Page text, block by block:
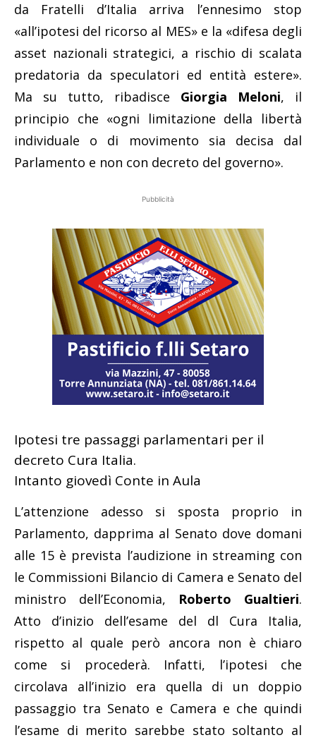
da Fratelli d’Italia arriva l’ennesimo stop
«all’ipotesi del ricorso al MES» e la «difesa degli
asset nazionali strategici, a rischio di scalata
predatoria da speculatori ed entità estere».
Ma su tutto, ribadisce Giorgia Meloni, il
principio che «ogni limitazione della libertà
individuale o di movimento sia decisa dal
Parlamento e non con decreto del governo».
Pubblicità
Ipotesi tre passaggi parlamentari per il
decreto Cura Italia.
Intanto giovedì Conte in Aula
L’attenzione adesso si sposta proprio in
Parlamento, dapprima al Senato dove domani
alle 15 è prevista l’audizione in streaming con
le Commissioni Bilancio di Camera e Senato del
ministro dell’Economia, Roberto Gualtieri.
Atto d’inizio dell’esame del dl Cura Italia,
rispetto al quale però ancora non è chiaro
come si procederà. Infatti, l’ipotesi che
circolava all’inizio era quella di un doppio
passaggio tra Senato e Camera e che quindi
l’esame di merito sarebbe stato soltanto al